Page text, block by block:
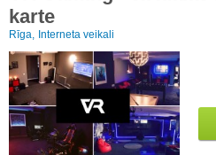
karte
Rīga, Interneta veikali